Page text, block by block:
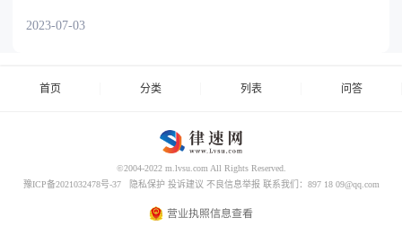
2023-07-03
首页 分类 列表 问答
©2004-2022 m.lvsu.com All Rights Reserved.
豫ICP备2021032478号-37
隐私保护 投诉建议 不良信息举报 联系我们：897 18 09@qq.com